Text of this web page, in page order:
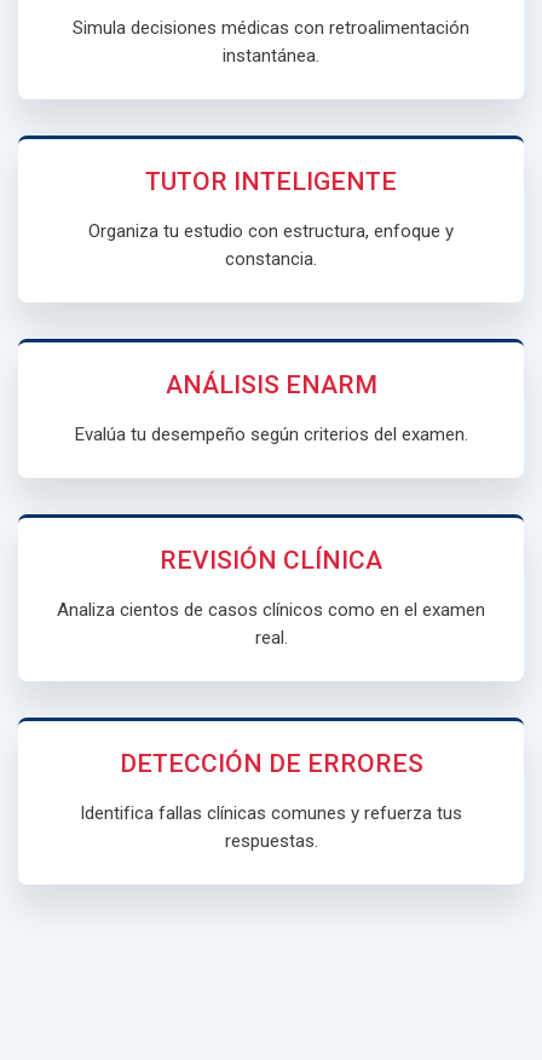
Simula decisiones médicas con retroalimentación
instantánea.
TUTOR INTELIGENTE
Organiza tu estudio con estructura, enfoque y
constancia.
ANÁLISIS ENARM
Evalúa tu desempeño según criterios del examen.
REVISIÓN CLÍNICA
Analiza cientos de casos clínicos como en el examen
real.
DETECCIÓN DE ERRORES
Identifica fallas clínicas comunes y refuerza tus
respuestas.